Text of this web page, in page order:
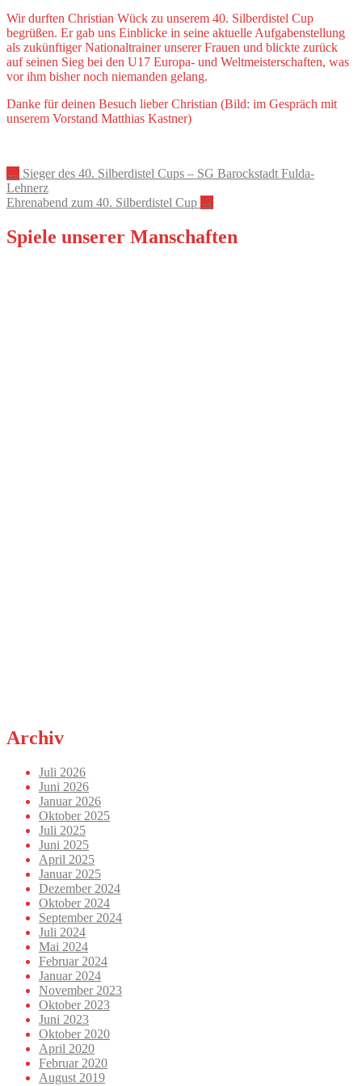
Wir durften Christian Wück zu unserem 40. Silberdistel Cup
begrüßen. Er gab uns Einblicke in seine aktuelle Aufgabenstellung
als zukünftiger Nationaltrainer unserer Frauen und blickte zurück
auf seinen Sieg bei den U17 Europa- und Weltmeisterschaften, was
vor ihm bisher noch niemanden gelang.
Danke für deinen Besuch lieber Christian (Bild: im Gespräch mit
unserem Vorstand Matthias Kastner)
Artikel-
Navigation
← Sieger des 40. Silberdistel Cups – SG Barockstadt Fulda-
Lehnerz
Ehrenabend zum 40. Silberdistel Cup →
Spiele unserer Manschaften
Archiv
Juli 2026
Juni 2026
Januar 2026
Oktober 2025
Juli 2025
Juni 2025
April 2025
Januar 2025
Dezember 2024
Oktober 2024
September 2024
Juli 2024
Mai 2024
Februar 2024
Januar 2024
November 2023
Oktober 2023
Juni 2023
Oktober 2020
April 2020
Februar 2020
August 2019